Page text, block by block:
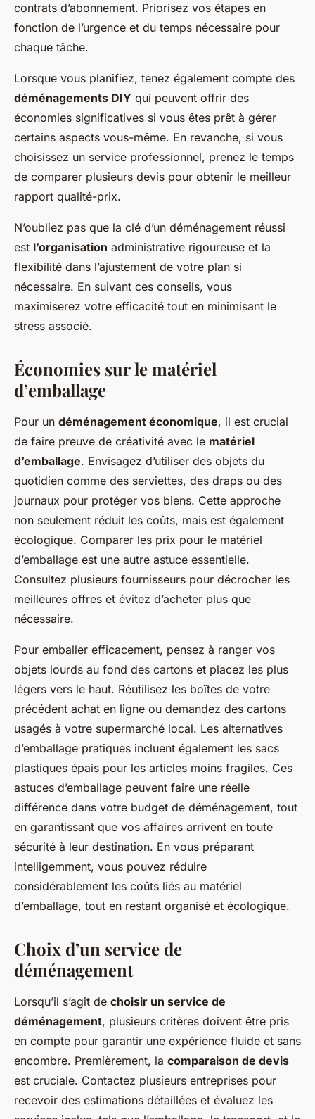
contrats d’abonnement. Priorisez vos étapes en
fonction de l’urgence et du temps nécessaire pour
chaque tâche.
Lorsque vous planifiez, tenez également compte des
déménagements DIY qui peuvent offrir des
économies significatives si vous êtes prêt à gérer
certains aspects vous-même. En revanche, si vous
choisissez un service professionnel, prenez le temps
de comparer plusieurs devis pour obtenir le meilleur
rapport qualité-prix.
N’oubliez pas que la clé d’un déménagement réussi
est l’organisation administrative rigoureuse et la
flexibilité dans l’ajustement de votre plan si
nécessaire. En suivant ces conseils, vous
maximiserez votre efficacité tout en minimisant le
stress associé.
Économies sur le matériel
d’emballage
Pour un déménagement économique, il est crucial
de faire preuve de créativité avec le matériel
d’emballage. Envisagez d’utiliser des objets du
quotidien comme des serviettes, des draps ou des
journaux pour protéger vos biens. Cette approche
non seulement réduit les coûts, mais est également
écologique. Comparer les prix pour le matériel
d’emballage est une autre astuce essentielle.
Consultez plusieurs fournisseurs pour décrocher les
meilleures offres et évitez d’acheter plus que
nécessaire.
Pour emballer efficacement, pensez à ranger vos
objets lourds au fond des cartons et placez les plus
légers vers le haut. Réutilisez les boîtes de votre
précédent achat en ligne ou demandez des cartons
usagés à votre supermarché local. Les alternatives
d’emballage pratiques incluent également les sacs
plastiques épais pour les articles moins fragiles. Ces
astuces d’emballage peuvent faire une réelle
différence dans votre budget de déménagement, tout
en garantissant que vos affaires arrivent en toute
sécurité à leur destination. En vous préparant
intelligemment, vous pouvez réduire
considérablement les coûts liés au matériel
d’emballage, tout en restant organisé et écologique.
Choix d’un service de
déménagement
Lorsqu’il s’agit de choisir un service de
déménagement, plusieurs critères doivent être pris
en compte pour garantir une expérience fluide et sans
encombre. Premièrement, la comparaison de devis
est cruciale. Contactez plusieurs entreprises pour
recevoir des estimations détaillées et évaluez les